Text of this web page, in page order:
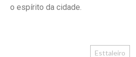
o espírito da cidade.
Esttaleiro